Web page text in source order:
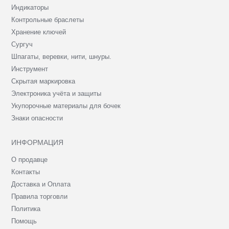
Индикаторы
Контрольные браслеты
Хранение ключей
Сургуч
Шпагаты, веревки, нити, шнуры.
Инструмент
Скрытая маркировка
Электроника учёта и защиты
Укупорочные материалы для бочек
Знаки опасности
ИНФОРМАЦИЯ
О продавце
Контакты
Доставка и Оплата
Правила торговли
Политика
Помощь